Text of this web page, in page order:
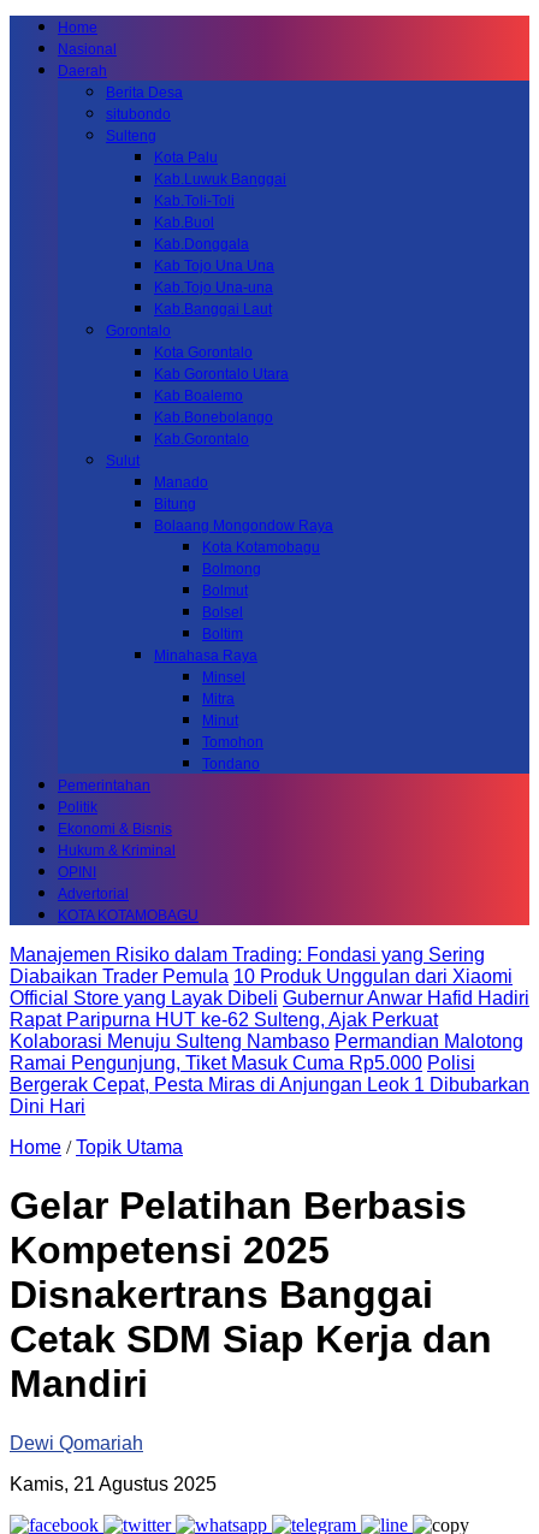
Home
Nasional
Daerah
Berita Desa
situbondo
Sulteng
Kota Palu
Kab.Luwuk Banggai
Kab.Toli-Toli
Kab.Buol
Kab.Donggala
Kab Tojo Una Una
Kab.Tojo Una-una
Kab.Banggai Laut
Gorontalo
Kota Gorontalo
Kab Gorontalo Utara
Kab Boalemo
Kab.Bonebolango
Kab.Gorontalo
Sulut
Manado
Bitung
Bolaang Mongondow Raya
Kota Kotamobagu
Bolmong
Bolmut
Bolsel
Boltim
Minahasa Raya
Minsel
Mitra
Minut
Tomohon
Tondano
Pemerintahan
Politik
Ekonomi & Bisnis
Hukum & Kriminal
OPINI
Advertorial
KOTA KOTAMOBAGU
Manajemen Risiko dalam Trading: Fondasi yang Sering
Diabaikan Trader Pemula 10 Produk Unggulan dari Xiaomi
Official Store yang Layak Dibeli Gubernur Anwar Hafid Hadiri
Rapat Paripurna HUT ke-62 Sulteng, Ajak Perkuat
Kolaborasi Menuju Sulteng Nambaso Permandian Malotong
Ramai Pengunjung, Tiket Masuk Cuma Rp5.000 Polisi
Bergerak Cepat, Pesta Miras di Anjungan Leok 1 Dibubarkan
Dini Hari
Home /Topik Utama
Gelar Pelatihan Berbasis
Kompetensi 2025
Disnakertrans Banggai
Cetak SDM Siap Kerja dan
Mandiri
Dewi Qomariah
Kamis, 21 Agustus 2025